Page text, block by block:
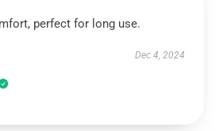
perfect for long use.
Dec 4, 2024